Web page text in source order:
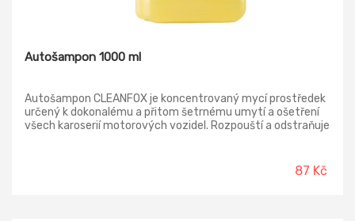
Autošampon 1000 ml
Autošampon CLEANFOX je koncentrovaný mycí prostředek
určený k dokonalému a přitom šetrnému umytí a ošetření
všech karoserií motorových vozidel. Rozpouští a odstraňuje
87 Kč